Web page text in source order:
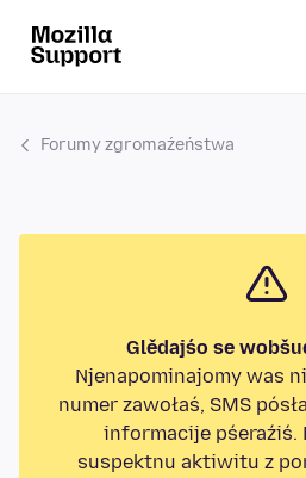
Forumy zgromaźeństwa
Glědajśo se
Njenapominajomy was
numer zawołaś, SMS
informacije pśeraźiś.
suspektnu aktiwitu z